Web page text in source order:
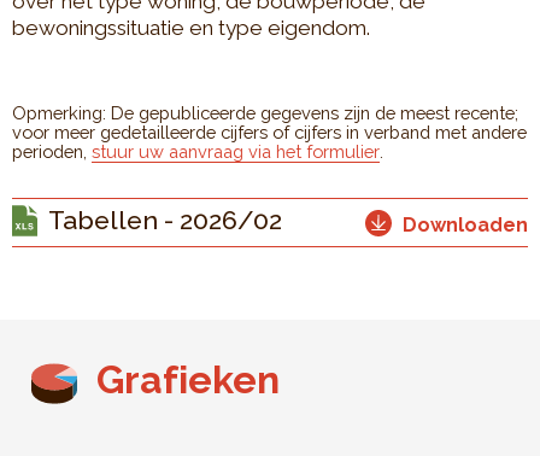
bewoningssituatie en type eigendom.
Opmerking: De gepubliceerde gegevens zijn de meest recente;
voor meer gedetailleerde cijfers of cijfers in verband met andere
perioden, stuur uw aanvraag via het formulier
Tabellen - 2026/02 Downloaden
Grafieken